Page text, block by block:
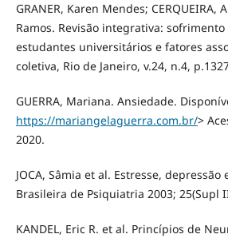
GRANER, Karen Mendes; CERQUEIRA,
Ramos. Revisão integrativa:
estudantes universitários e fatores
coletiva, Rio de Janeiro, v.24, n.4,
GUERRA, Mariana. Ansiedade.
https://mariangelaguerra.com.br/>
2020.
JOCA, Sâmia et al. Estresse,
Brasileira de Psiquiatria 2003; 25(Supl
KANDEL, Eric R. et al. Princípios de